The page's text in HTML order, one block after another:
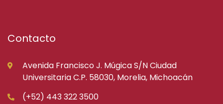
Contacto
Avenida Francisco J. Múgica S/N Ciudad
Universitaria C.P. 58030, Morelia, Michoacán
(+52) 443 322 3500